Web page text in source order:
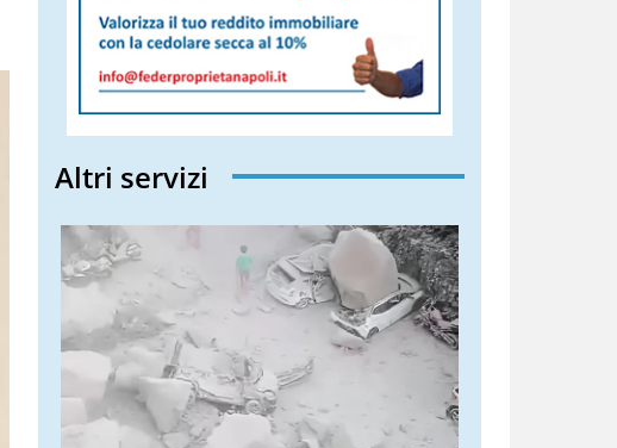
Altri servizi